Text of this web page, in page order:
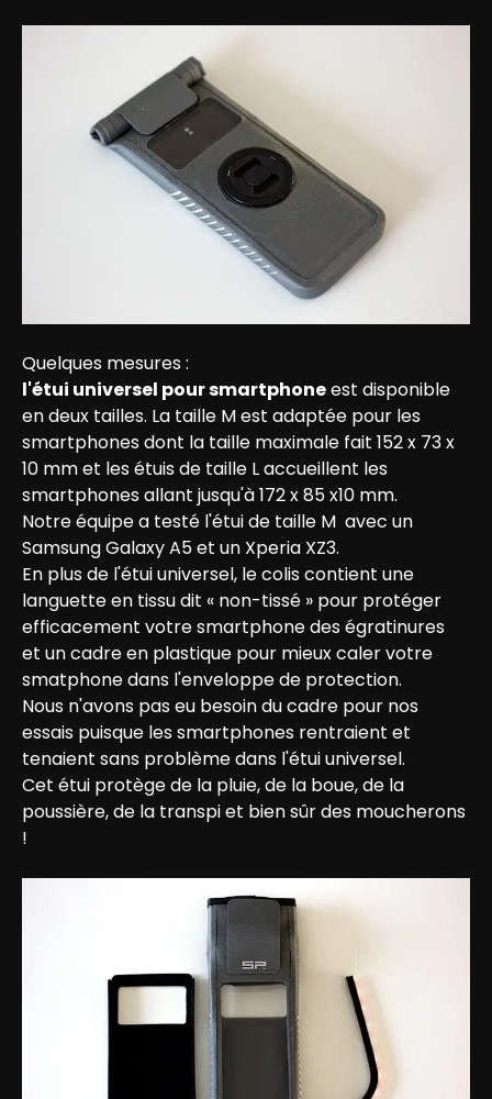
l'étui universel pour smartphone est disponible
en deux tailles. La taille M est adaptée pour les
smartphones dont la taille maximale fait 152 x 73 x
10 mm et les étuis de taille L accueillent les
smartphones allant jusqu'à 172 x 85 x10 mm.
Notre équipe a testé l'étui de taille M  avec un
Samsung Galaxy A5 et un Xperia XZ3.
En plus de l'étui universel, le colis contient une
languette en tissu dit « non-tissé » pour protéger
efficacement votre smartphone des égratinures
et un cadre en plastique pour mieux caler votre
smatphone dans l'enveloppe de protection.
Nous n'avons pas eu besoin du cadre pour nos
essais puisque les smartphones rentraient et
tenaient sans problème dans l'étui universel.
Cet étui protège de la pluie, de la boue, de la
poussière, de la transpi et bien sûr des moucherons
!